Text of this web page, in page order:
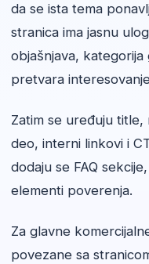
da se ista tema
stranica ima jasnu
objašnjava,
pretvara
Zatim se uređuju
deo, interni linkovi i
dodaju se FAQ
elementi poverenja.
Za glavne
povezane sa